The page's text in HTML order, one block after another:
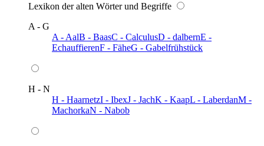
Lexikon der alten Wörter und Begriffe
A - G
A - AalB - BaasC - CalculusD - dalbernE -
EchauffierenF - FäheG - Gabelfrühstück
H - N
H - HaarnetzI - IbexJ - JachK - KaapL - LaberdanM -
MachorkaN - Nabob